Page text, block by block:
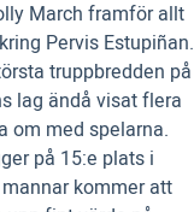
March framför allt
Pervis Estupiñan.
truppbredden på
lag ändå visat flera
om med spelarna.
på 15:e plats i
kommer att